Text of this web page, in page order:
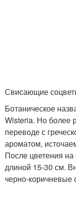
Свисающие
Ботаническое
Wisteria. Но более
переводе с
ароматом,
После цветения на
длиной 15-30 см.
черно-коричневые